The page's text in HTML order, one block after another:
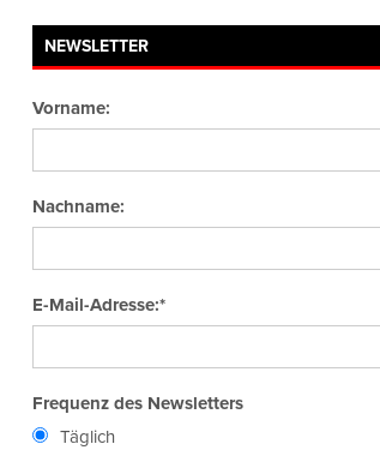
NEWSLETTER
Vorname:
Nachname:
E-Mail-Adresse:*
Frequenz des Newsletters
Täglich